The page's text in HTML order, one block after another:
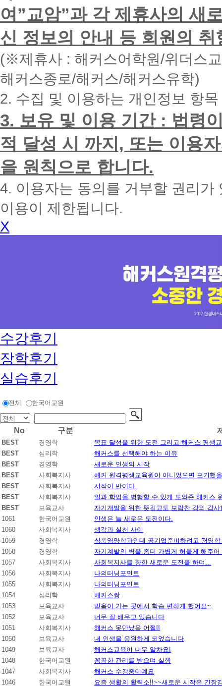
하
시
면
빠
른
간
내
에
화
드
리
겠
습
니
다.
여”교암”과 각 제휴사의 새
신 정보의 안내 등 회원의
(※제휴사 : 해커스어학원/위더스
해커스종로/해커스/해커스유학)
2. 수집 및 이용하는 개인정보 항
3. 보유 및 이용 기간 : 법령
적 달성 시 까지, 또는 이용
을 원칙으로 합니다.
4. 이용자는 동의를 거부할 권리
이용이 제한됩니다.
X
수강후기
장학후기
실습후기
전체 한국어교원
No 구분
BEST 경영학
목표 달성을 위한 도전 그리고 해커스 평생
BEST
심리학
해커스를 선택해야 하는 이유
BEST
경영학
새로운 인생의 시작
BEST
사회복지사
해커 원격평생교육원이 아니었으면 포기했
BEST
사회복지사
시작이 반이다.
BEST
사회복지사
일과 학업을 병행할 수 있게 도와준 해커스
BEST
보육교사
자기개발을 위한 뜻깊고도 보람찬 강의 감사
1061
한국어교원
인생은 늘 새로운 도전이다.
1060
사회복지사
생각과 실천 사이
1059
경영학
식품영양학과인데 공기업준비하려고 경영
1058
경영학
자기계발의 벽을 좀더 가볍게 허물게 해주
1057
사회복지사
사회복지사를 향한 새로운 도전을 하며...
1056
사회복지사
나의터닝포인트
1055
사회복지사
나의터닝포인트
1054
심리학
해커스짱
1053
보육교사
믿음이 가는 곳에서 학습 편하게 했어요~
1052
보육교사
너무 잘 배우고 있습니다
1051
사회복지사
해커스 못만났음 어쩔!!
1050
보육교사
내 인생을 응원하게 되었습니다
1049
보육교사
해커스교육이 너무 알차요!
1048
한국어교원
꼼꼼한 관리를 받으며 실행
1047
사회복지사
해커스 수강중이예요
1046
한국어교원
요즘 생활의 활력소!!~~새로운 시작은 긴장